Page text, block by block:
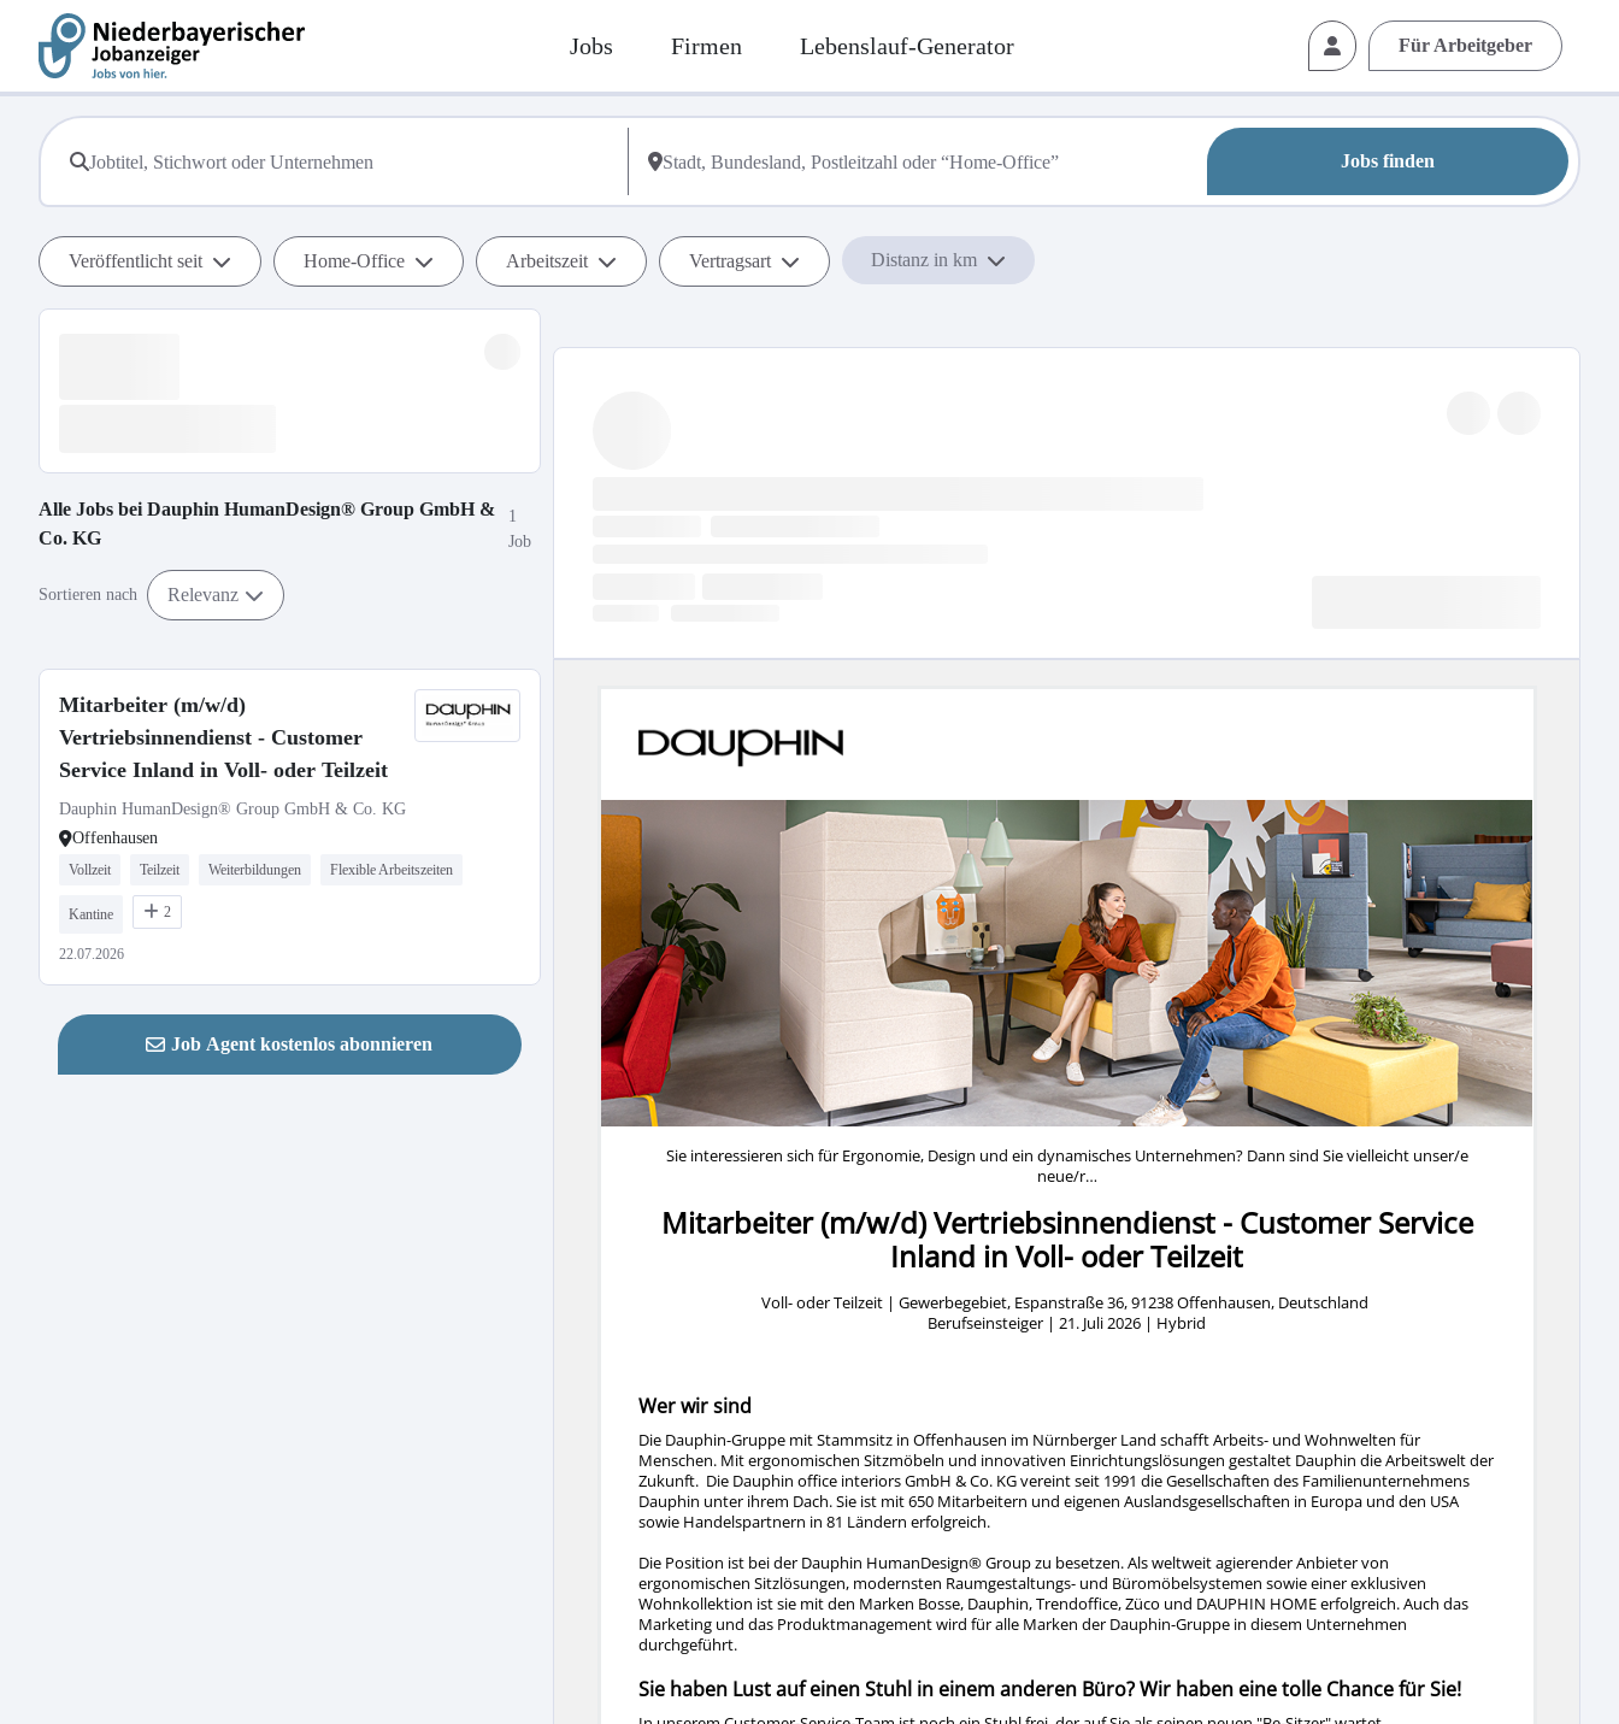
Jobs Firmen Lebenslauf-Generator Für Arbeitgeber
Jobs finden
Veröffentlicht seit Home-Office Arbeitszeit Vertragsart Distanz in km
Alle Jobs bei Dauphin HumanDesign® Group GmbH &
Co. KG
1
Job
Sortieren nach Relevanz
Mitarbeiter (m/w/d)
Vertriebsinnendienst - Customer
Service Inland in Voll- oder Teilzeit
Dauphin HumanDesign® Group GmbH & Co. KG
Offenhausen
Vollzeit Teilzeit Weiterbildungen Flexible Arbeitszeiten
Kantine 2
22.07.2026
Job Agent kostenlos abonnieren